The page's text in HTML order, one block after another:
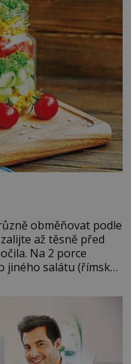
obměňovat podle
až těsně před
Na 2 porce
jiného salátu (římský
olivového oleje ✿ 1